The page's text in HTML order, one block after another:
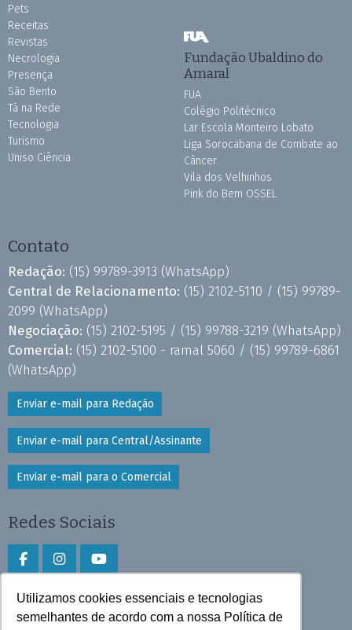
Utilizamos cookies essenciais e tecnologias
semelhantes de acordo com a nossa Política de
Pets
Receitas
Revistas
Necrologia
Presença
São Bento
Tá na Rede
Tecnologia
Turismo
Uniso Ciência
Fundação Ubaldino do
Amaral
FUA
Colégio Politécnico
Lar Escola Monteiro Lobato
Liga Sorocabana de Combate ao
Câncer
Vila dos Velhinhos
Pink do Bem OSSEL
Contato
Redação: (15) 99789-3913 (WhatsApp)
Central de Relacionamento: (15) 2102-5110 / (15) 99789-
2099 (WhatsApp)
Negociação: (15) 2102-5195 / (15) 99788-3219 (WhatsApp)
Comercial: (15) 2102-5100 - ramal 5060 / (15) 99789-6861
(WhatsApp)
Enviar e-mail para Redação
Enviar e-mail para Central/Assinante
Enviar e-mail para o Comercial
Redes Sociais
Faça download do aplicativo